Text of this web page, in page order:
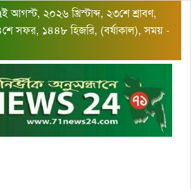
২০২৬ খ্রিস্টাব্দ, ২৩শে শ্রাবণ,
সফর, ১৪৪৮ হিজরি, (বর্ষাকাল), সময় -